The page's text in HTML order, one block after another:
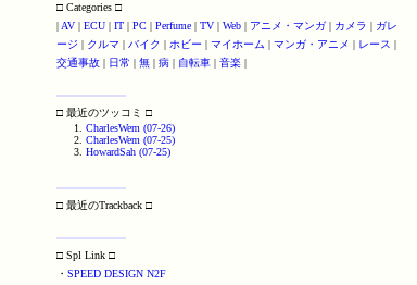
□ Categories □
AV ECU IT PC Perfume TV Web アニメ・マンガ カメラ
ガレ
ージ
クルマ バイク ホビー マイホーム マンガ・アニメ レース
交通事故
日常 無 病 自転車 音楽
□ 最近のツッコミ □
CharlesWem (07-26)
CharlesWem (07-25)
HowardSah (07-25)
□ 最近のTrackback □
□ Spl Link □
・ SPEED DESIGN N2F